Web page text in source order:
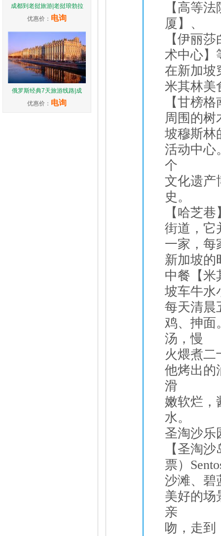
成都到老挝旅游|老挝琅勃拉
优惠价： 电询
俄罗斯经典7天旅游线路|成
优惠价： 电询
【高等
厦】、
【伊丽
术中心】
在新加坡
米其林美
【甘榜
周围的树
坡穆斯林
活动中心
个
文化遗产
史。
【哈芝
街道，它
一家，每
新加坡的
中餐【米
坡车牛水
每天清晨
鸡、抻面
汤，慢
火煨煮二
他烤出的
滑
嫩软烂，
水。
圣淘沙乐
【圣淘
票）
沙滩、碧
美好的场
亲
吻，走到